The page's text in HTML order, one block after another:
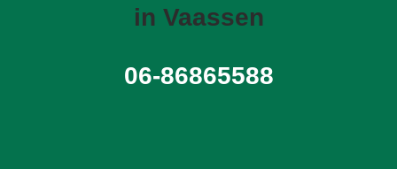
in Vaassen
06-86865588